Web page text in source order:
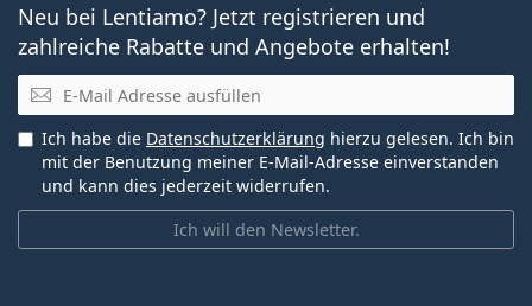
Neu bei Lentiamo? Jetzt registrieren und
zahlreiche Rabatte und Angebote erhalten!
E-Mail
Ich will den Newsletter.
Ich habe die Datenschutzerklärung hierzu gelesen. Ich bin
mit der Benutzung meiner E-Mail-Adresse einverstanden
und kann dies jederzeit widerrufen.